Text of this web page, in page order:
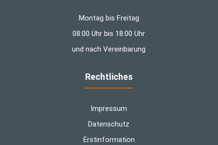
Montag bis Freitag
08:00 Uhr bis 18:00 Uhr
und nach Vereinbarung
Rechtliches
Impressum
Datenschutz
Erstinformation